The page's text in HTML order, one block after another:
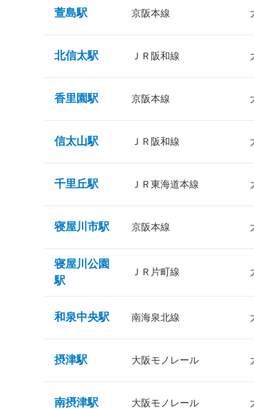
萱島駅 京阪本線
北信太駅 ＪＲ阪和線
香里園駅 京阪本線
信太山駅 ＪＲ阪和線
千里丘駅 ＪＲ東海道本線
寝屋川市駅 京阪本線
寝屋川公園
駅
ＪＲ片町線
和泉中央駅 南海泉北線
摂津駅 大阪モノレール
南摂津駅 大阪モノレール